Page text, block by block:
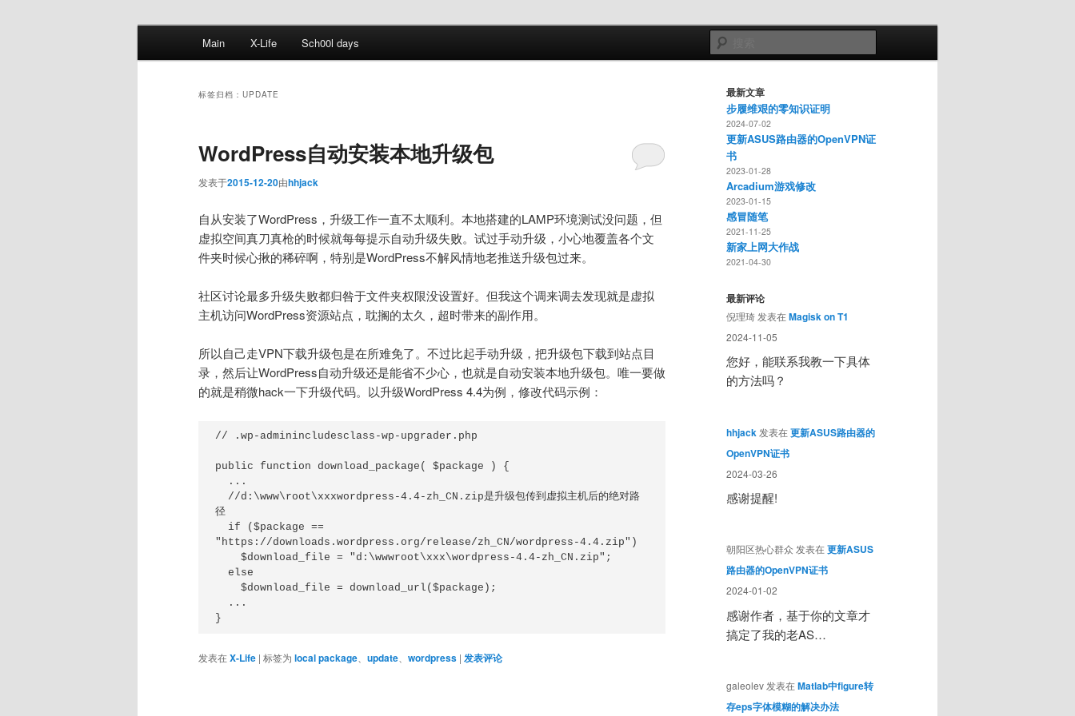
索
Main X-Life Sch00l days
标签归档： UPDATE
WordPress自动安装本地升级包
发表于2015-12-20由hhjack
自从安装了WordPress，升级工作一直不太顺利。本地搭建的LAMP环境测试没问题，但
虚拟空间真刀真枪的时候就每每提示自动升级失败。试过手动升级，小心地覆盖各个文
件夹时候心揪的稀碎啊，特别是WordPress不解风情地老推送升级包过来。
社区讨论最多升级失败都归咎于文件夹权限没设置好。但我这个调来调去发现就是虚拟
主机访问WordPress资源站点，耽搁的太久，超时带来的副作用。
所以自己走VPN下载升级包是在所难免了。不过比起手动升级，把升级包下载到站点目
录，然后让WordPress自动升级还是能省不少心，也就是自动安装本地升级包。唯一要做
的就是稍微hack一下升级代码。以升级WordPress 4.4为例，修改代码示例：
// .wp-adminincludesclass-wp-upgrader.php
public function download_package( $package ) {
径
"https://downloads.wordpress.org/release/zh_CN/wordpress-4.4.zip")
    $download_file = "d:\wwwroot\xxx\wordpress-4.4-zh_CN.zip";
  else
    $download_file = download_url($package);
}
发表在X-Life | 标签为 local package update wordpress | 发表评论
最新文章
步履维艰的零知识证明
2024-07-02
更新ASUS路由器的OpenVPN证
书
2023-01-28
Arcadium游戏修改
2023-01-15
感冒随笔
2021-11-25
新家上网大作战
2021-04-30
最新评论
倪理琦 发表在Magisk on T1
2024-11-05
您好，能联系我教一下具体
的方法吗？
hhjack 发表在更新ASUS路由器的
OpenVPN证书
2024-03-26
感谢提醒!
朝阳区热心群众 发表在更新ASUS
路由器的OpenVPN证书
2024-01-02
感谢作者，基于你的文章才
搞定了我的老AS…
galeolev 发表在Matlab中figure转
存eps字体模糊的解决办法